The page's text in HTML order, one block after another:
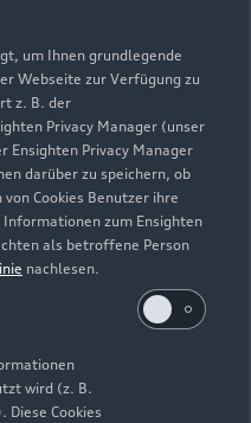
um Ihnen grundlegende
Webseite zur Verfügung zu
z. B. der
Privacy Manager (unser
Ensighten Privacy Manager
darüber zu speichern, ob
Cookies Benutzer ihre
zum Ensighten
als betroffene Person
nachlesen.
wird (z. B.
Diese Cookies
Reinigung und